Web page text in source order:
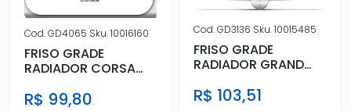
Cod.GD4065 Sku.10016160
FRISO GRADE
RADIADOR CORSA
CROMADO C/ EM
R$ 99,80
Cod.GD3136 Sku.10015485
FRISO GRADE
RADIADOR GRAND
R$ 103,51